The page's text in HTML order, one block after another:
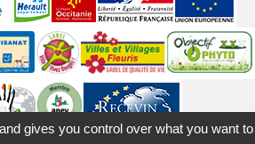
gives you control over what you want to